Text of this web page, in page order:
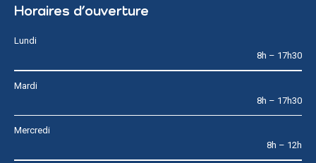
Horaires d’ouverture
Lundi
8h – 17h30
Mardi
8h – 17h30
Mercredi
8h – 12h